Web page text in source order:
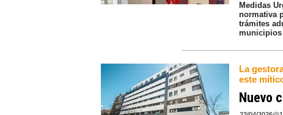
Medidas
normativa
trámites
municipios
La
este
Nuevo